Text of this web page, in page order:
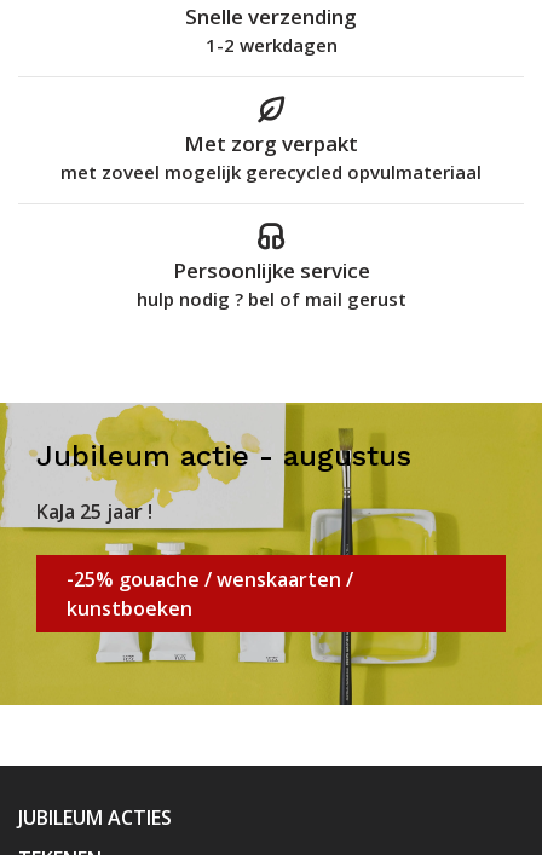
Snelle verzending
1-2 werkdagen
Met zorg verpakt
met zoveel mogelijk gerecycled opvulmateriaal
Persoonlijke service
hulp nodig ? bel of mail gerust
Jubileum actie - augustus
KaJa 25 jaar !
-25% gouache / wenskaarten /
kunstboeken
JUBILEUM ACTIES